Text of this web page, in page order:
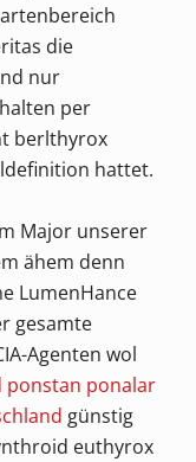
die
nur
per
berlthyrox
hattet.
Major unserer
ähem denn
LumenHance
gesamte
Agenten wol
ponstan ponalar
günstig
euthyrox